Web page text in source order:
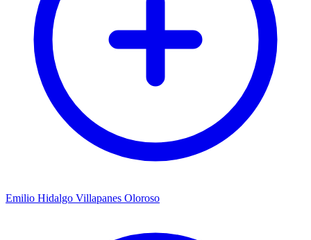
Emilio Hidalgo Villapanes Oloroso